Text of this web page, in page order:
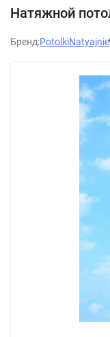
Натяжной
Бренд:PotolkiNatyajnie